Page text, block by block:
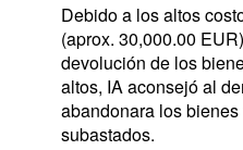
Debido a los altos
(aprox. 30,000.00
devolución de los
altos, IA aconsejó al
abandonara los
subastados.